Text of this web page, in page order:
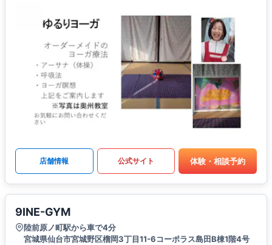
店舗情報 公式サイト 体験・相談予約
9INE-GYM
陸前原ノ町駅から車で4分
宮城県仙台市宮城野区榴岡3丁目11-6コーポラス島田B棟1階4号